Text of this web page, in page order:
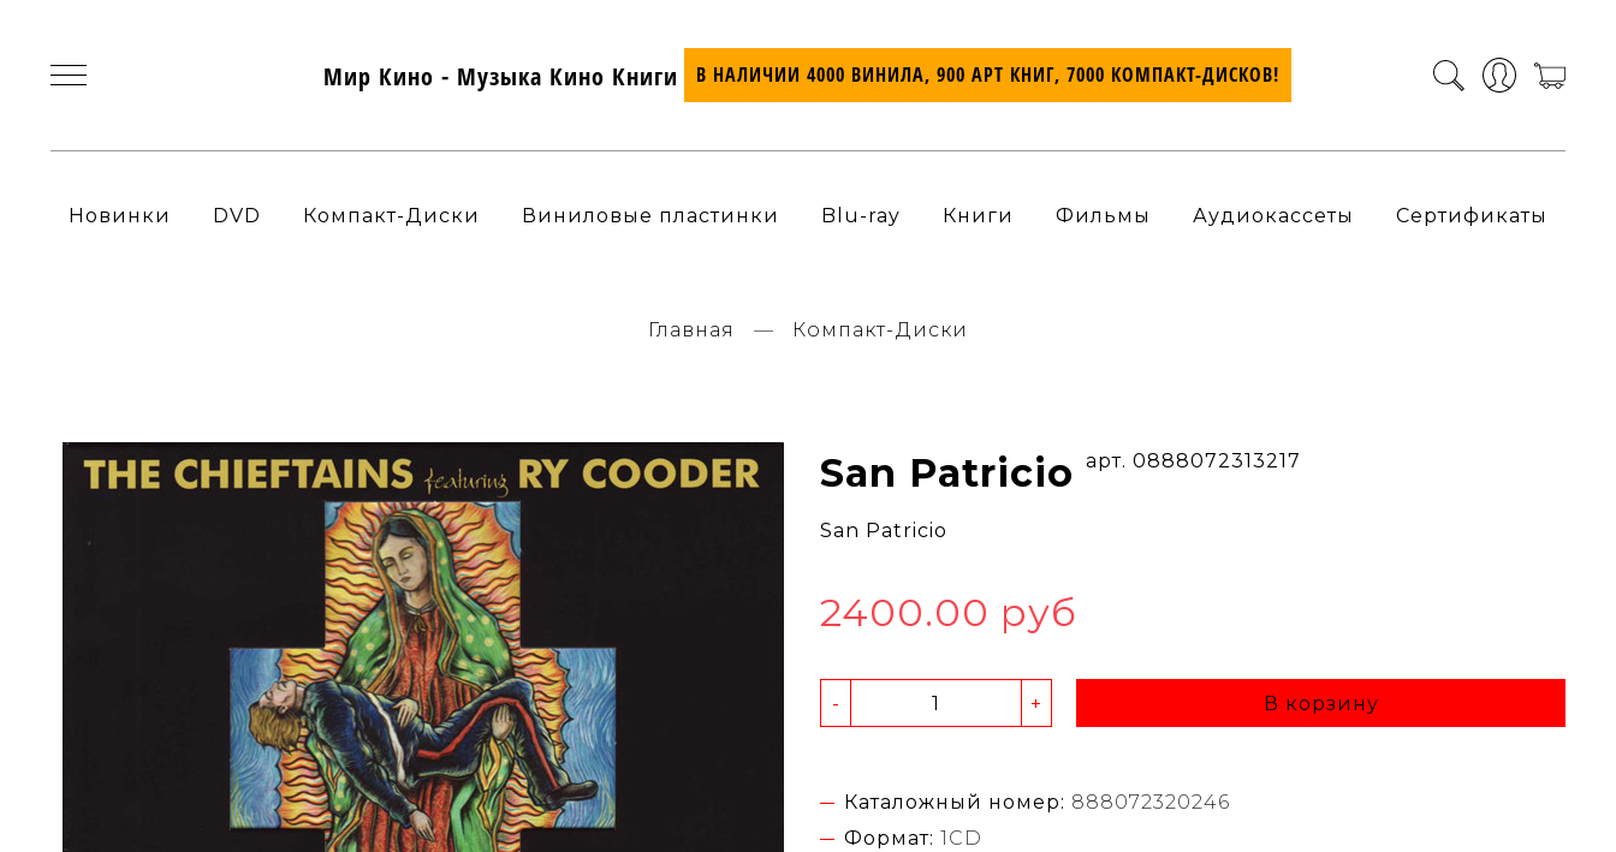
Мир Кино - Музыка Кино Книги В НАЛИЧИИ 4000 ВИНИЛА, 900 АРТ КНИГ, 7000 КОМПАКТ-ДИСКОВ!
Новинки DVD Компакт-Диски Виниловые пластинки Blu-ray Книги Фильмы Аудиокассеты Сертификаты
Главная Компакт-Диски
San Patricio арт. 0888072313217
San Patricio
2400.00 руб
- + В корзину
Каталожный номер: 888072320246
Формат: 1CD